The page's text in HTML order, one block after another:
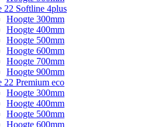
22 Softline 4plus
Hoogte 300mm
Hoogte 400mm
Hoogte 500mm
Hoogte 600mm
Hoogte 700mm
Hoogte 900mm
22 Premium eco
Hoogte 300mm
Hoogte 400mm
Hoogte 500mm
Hoogte 600mm